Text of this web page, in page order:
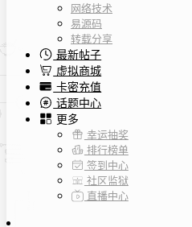
网络技术
易源码
转载分享
最新帖子
虚拟商城
卡密充值
话题中心
更多
幸运抽奖
排行榜单
签到中心
社区监狱
直播中心